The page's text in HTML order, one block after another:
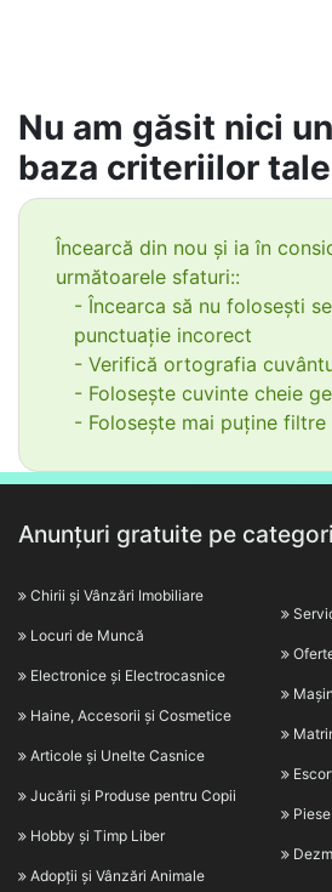
Nu am găsit nici
baza criteriilor
Încearcă din nou și ia în
următoarele sfaturi::
- Încearca să nu folosești
punctuație incorect
- Verifică ortografia
- Folosește cuvinte cheie
- Folosește mai puține filtre
Anunțuri gratuite pe
Chirii și Vânzări Imobiliare
Locuri de Muncă
Electronice și Electrocasnice
Haine, Accesorii și Cosmetice
Articole și Unelte Casnice
Jucării și Produse pentru Copii
Hobby și Timp Liber
Adopții și Vânzări Animale